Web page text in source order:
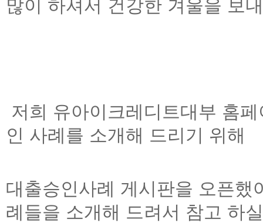
많이 하셔서 건강한 겨울을 보
저희 유아이크레디트대부 홈
인 사례를 소개해 드리기 위해
대출승인사례 게시판을 오픈했
례들을 소개해 드려서 참고 하